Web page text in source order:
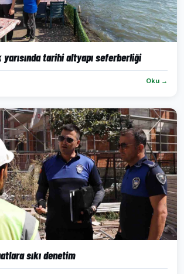
yarısında tarihi altyapı seferberliği
Oku →
sıkı denetim